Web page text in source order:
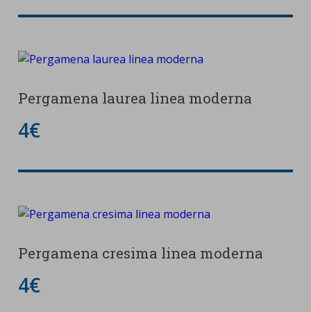
Pergamena laurea linea moderna
4€
Pergamena cresima linea moderna
4€